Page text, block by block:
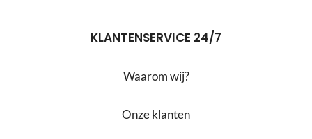
KLANTENSERVICE 24/7
Waarom wij?
Onze klanten